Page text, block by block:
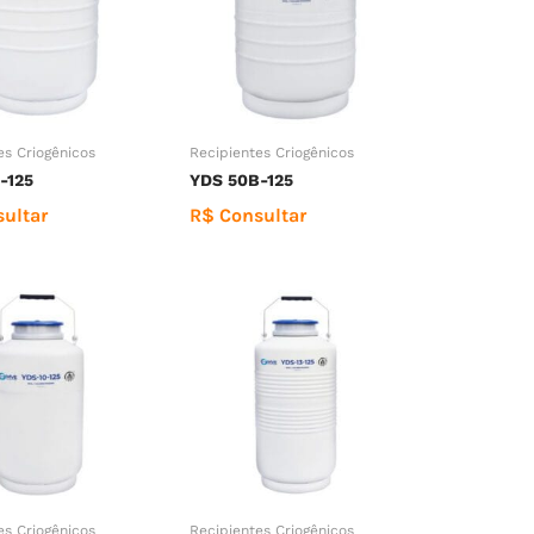
Criogênicos
125
Recipientes Criogênicos
YDS 50B-125
R$ Consultar